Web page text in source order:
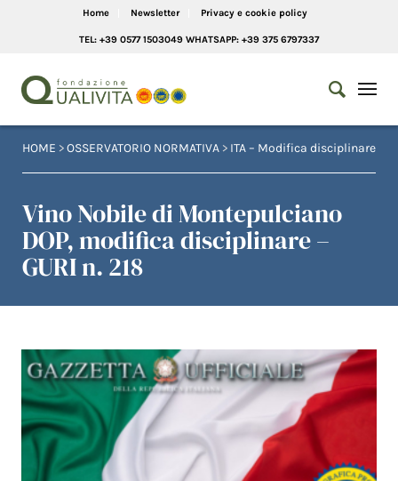
Home Newsletter Privacy e cookie policy
TEL: +39 0577 1503049 WHATSAPP: +39 375 6797337
HOME >OSSERVATORIO NORMATIVA > ITA – Modifica disciplinare
Vino Nobile di Montepulciano
DOP, modifica disciplinare –
GURI n. 218